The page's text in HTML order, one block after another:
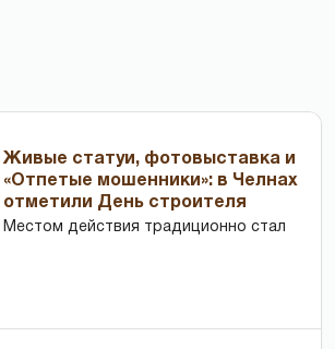
Живые статуи, фотовыставка и
«Отпетые мошенники»: в Челнах
отметили День строителя
Местом действия традиционно стал